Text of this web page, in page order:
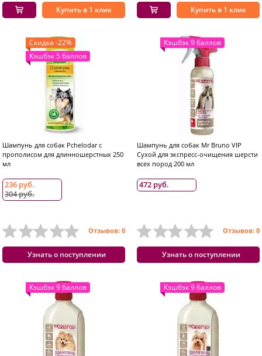
Купить в 1 клик Купить в 1 клик
Скидка -22%
Кэшбэк 5 баллов
Шампунь для собак Pchelodar с
прополисом для длинношерстных 250
мл
236 руб.
304 руб.
Отзывов: 0
Узнать о поступлении
Кэшбэк 9 баллов
Шампунь для собак Mr Bruno VIP
Сухой для экспресс-очищения шерсти
всех пород 200 мл
472 руб.
Отзывов: 0
Узнать о поступлении
Кэшбэк 9 баллов Кэшбэк 9 баллов